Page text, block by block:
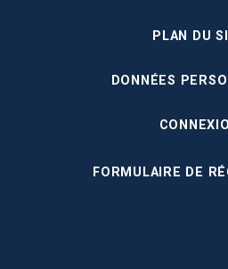
PLAN DU
DONNÉES
FORMULAIRE DE